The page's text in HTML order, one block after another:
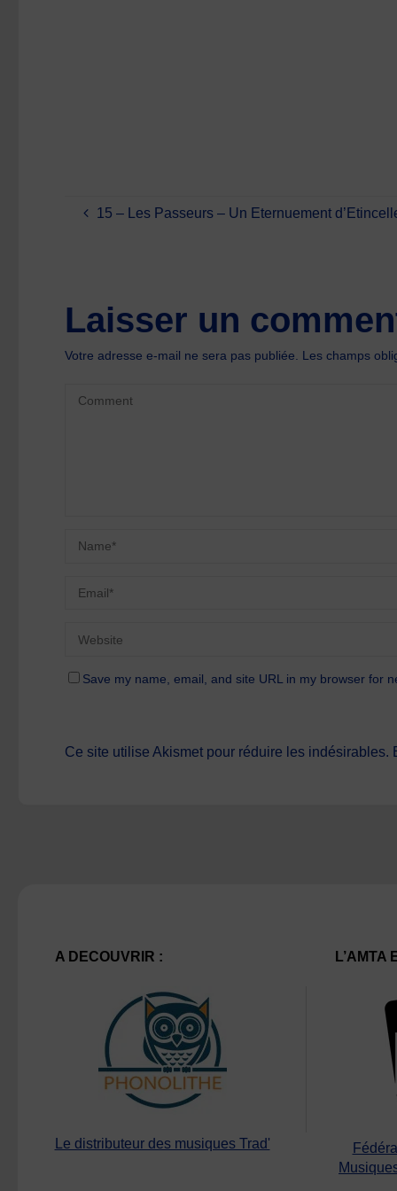
15 – Les Passeurs – Un Eternuement
Laisser un
Votre adresse e-mail ne sera pas publiée. Les champs
Save my name, email, and site URL in my browser for
Ce site utilise Akismet pour réduire les indésirables.
A DECOUVRIR :
Le distributeur des musiques Trad'
L’AMTA